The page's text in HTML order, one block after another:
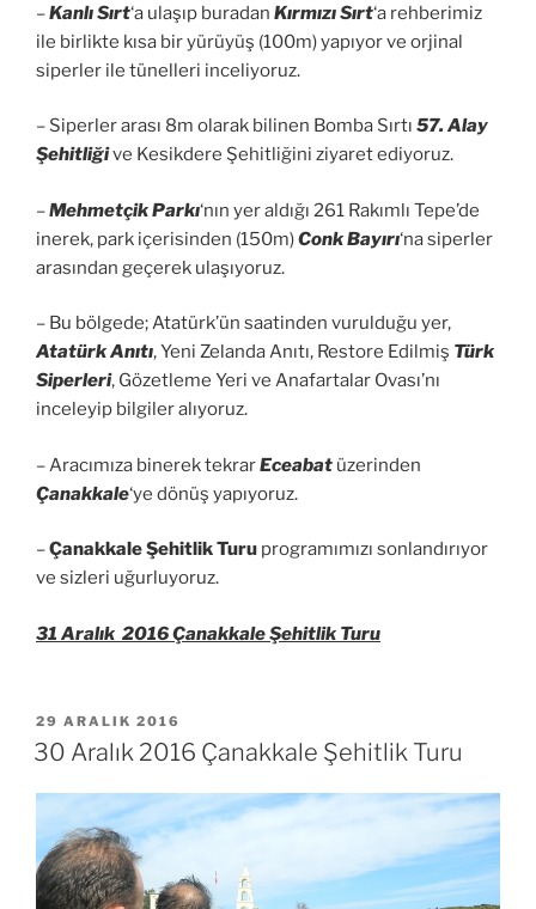
–Kanlı Sırt‘a ulaşıp buradan Kırmızı Sırt‘a rehberimiz
ile birlikte kısa bir yürüyüş (100m) yapıyor ve orjinal
siperler ile tünelleri inceliyoruz.
– Siperler arası 8m olarak bilinen Bomba Sırtı 57. Alay
Şehitliğive Kesikdere Şehitliğini ziyaret ediyoruz.
–Mehmetçik Parkı‘nın yer aldığı 261 Rakımlı Tepe’de
inerek, park içerisinden (150m)Conk Bayırı‘na siperler
arasından geçerek ulaşıyoruz.
– Bu bölgede; Atatürk’ün saatinden vurulduğu yer,
Atatürk Anıtı, Yeni Zelanda Anıtı, Restore Edilmiş Türk
Siperleri, Gözetleme Yeri ve Anafartalar Ovası’nı
inceleyip bilgiler alıyoruz.
– Aracımıza binerek tekrarEceabat üzerinden
Çanakkale‘ye dönüş yapıyoruz.
–Çanakkale Şehitlik Turu programımızı sonlandırıyor
ve sizleri uğurluyoruz.
31 Aralık 2016 Çanakkale Şehitlik Turu
YAYIM
TARIHI
29 ARALIK 2016
30 Aralık 2016 Çanakkale Şehitlik Turu